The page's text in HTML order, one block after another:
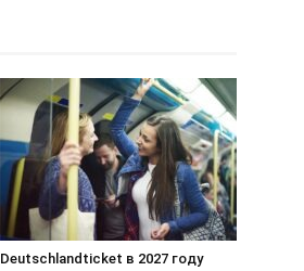
Deutschlandticket в 2027 году